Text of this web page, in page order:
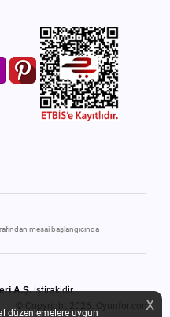
X
düzenlemelere uygun
mesai başlangıcında
A.Ş.iştirakidir.
© Copyright 2026. Oyunfor.com